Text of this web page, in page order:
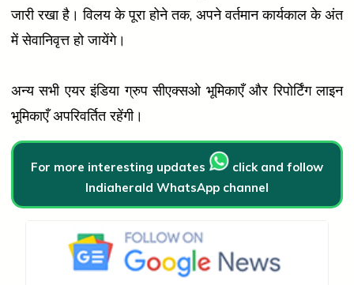
जारी रखा है। विलय के पूरा होने तक, अपने वर्तमान कार्यकाल के अंत
में सेवानिवृत्त हो जायेंगे।
अन्य सभी एयर इंडिया ग्रुप सीएक्सओ भूमिकाएँ और रिपोर्टिंग लाइन
भूमिकाएँ अपरिवर्तित रहेंगी।
For more interesting updates
click and follow
Indiaherald WhatsApp channel